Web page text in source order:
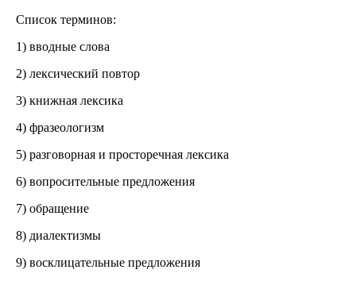
Список терминов:
1) вводные слова
2) лексический повтор
3) книжная лексика
4) фразеологизм
5) разговорная и просторечная лексика
6) вопросительные предложения
7) обращение
8) диалектизмы
9) восклицательные предложения